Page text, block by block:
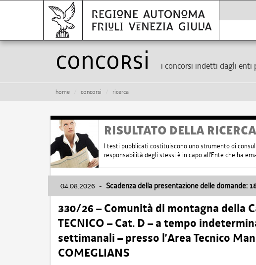
Concorsi i concorsi indetti dagli enti
home concorsi ricerca
RISULTATO DELLA
I testi pubblicati costituiscono uno strumento di
responsabilità degli stessi è in capo all'Ente che ha
04.08.2026 - Scadenza della presentazione delle domande:
330/26 – Comunità di montagna della
TECNICO – Cat. D – a tempo
settimanali – presso l’Area Tecnico
COMEGLIANS